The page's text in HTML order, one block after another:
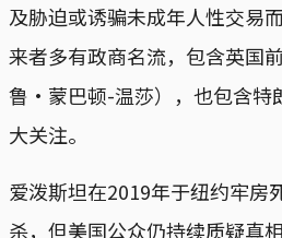
及胁迫或诱骗未成年人性交易
来者多有政商名流，包含英国
鲁‧蒙巴顿-温莎），也包含特
大关注。
爱泼斯坦在2019年于纽约牢房
杀，但美国公众仍持续质疑真